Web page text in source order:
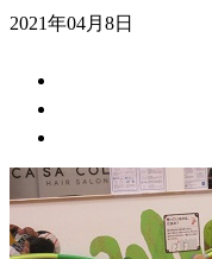
2021年04月8日